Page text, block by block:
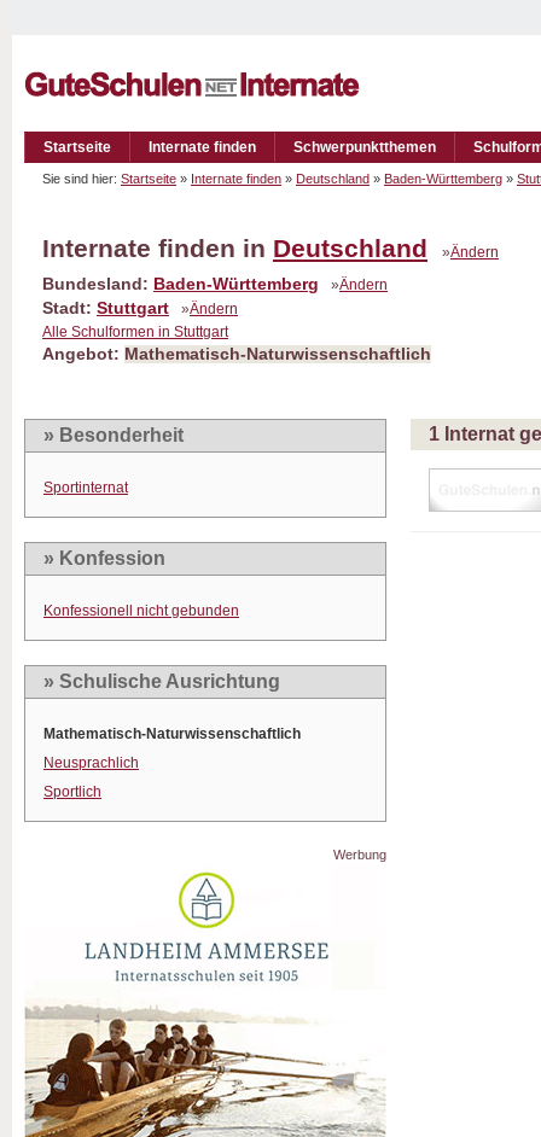
Startseite Internate finden Schwerpunktthemen
Sie sind hier: Startseite » Internate finden » Deutschland » Baden-Württemberg »
Internate finden in Deutschland »Ändern
Bundesland: Baden-Württemberg »Ändern
Stadt: Stuttgart »Ändern
Alle Schulformen in Stuttgart
Angebot: Mathematisch-Naturwissenschaftlich
» Besonderheit
Sportinternat
» Konfession
Konfessionell nicht gebunden
» Schulische Ausrichtung
Mathematisch-Naturwissenschaftlich
Neusprachlich
Sportlich
Werbung
1 Internat